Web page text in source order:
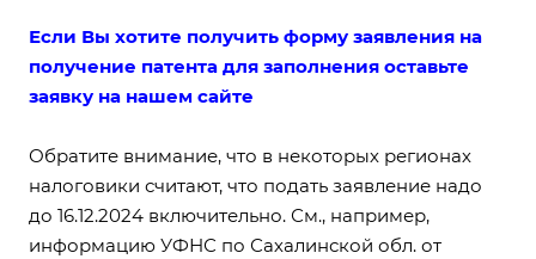
Если Вы хотите получить форму заявления на
получение патента для заполнения оставьте
заявку на нашем сайте
Обратите внимание, что в некоторых регионах
налоговики считают, что подать заявление надо
до 16.12.2024 включительно. См., например,
информацию УФНС по Сахалинской обл. от